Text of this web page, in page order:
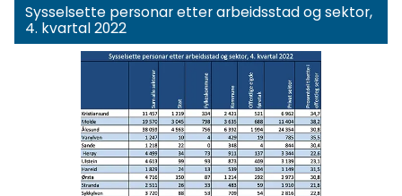
Sysselsette personar etter arbeidsstad og sektor,
4. kvartal 2022
Klikk for